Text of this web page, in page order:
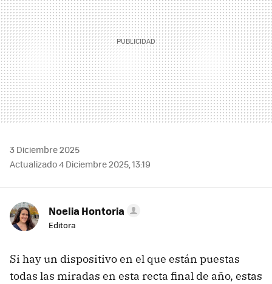
3 Diciembre 2025
Actualizado 4 Diciembre 2025, 13:19
Noelia Hontoria
Editora
Si hay un dispositivo en el que están puestas
todas las miradas en esta recta final de año, estas